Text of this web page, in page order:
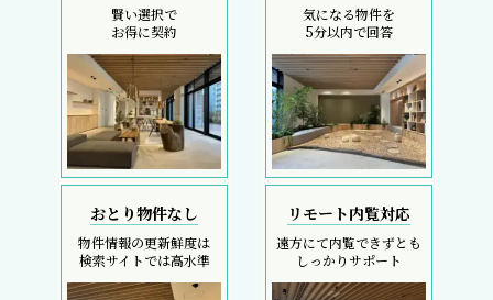
賢い選択で
お得に契約
気になる物件を
5分以内で回答
おとり物件なし
物件情報の更新鮮度は
検索サイトでは高水準
リモート内覧対応
遠方にて内覧できずとも
しっかりサポート